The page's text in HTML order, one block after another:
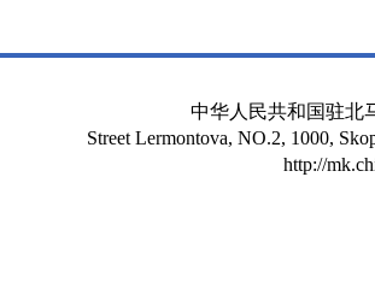
中华人民共和国驻北
Street Lermontova, NO.2, 1000,
http://